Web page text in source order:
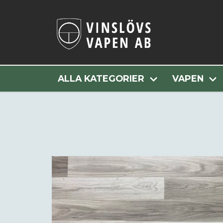
ALLA KATEGORIER VAPEN